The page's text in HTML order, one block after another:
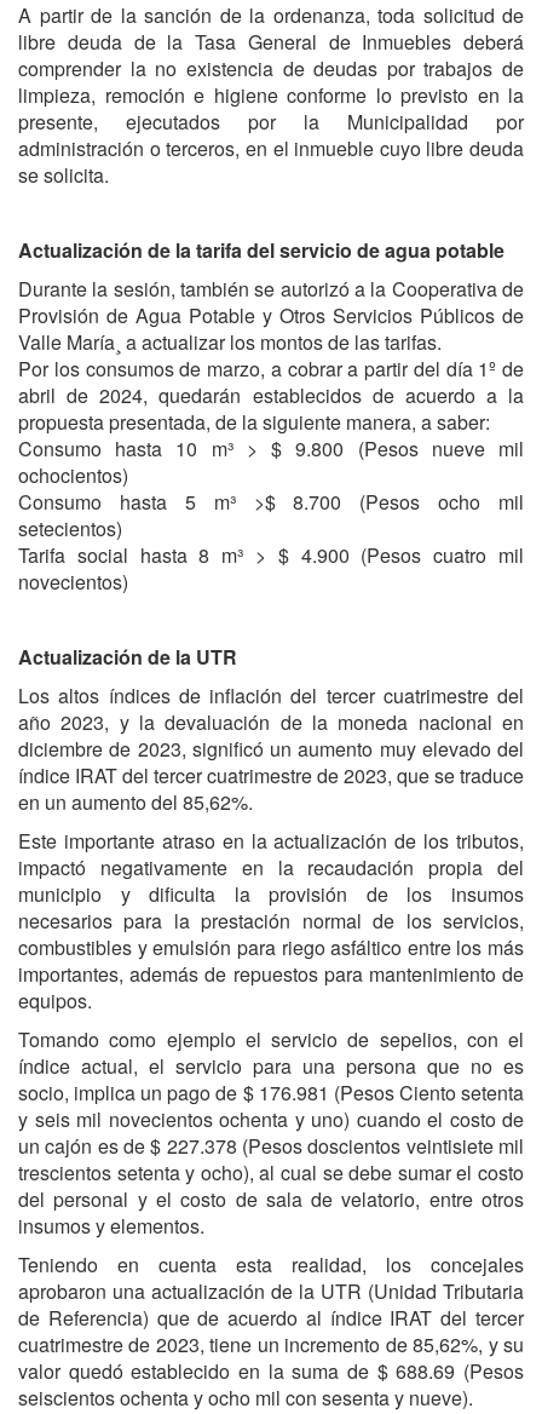
A partir de la sanción de la ordenanza, toda solicitud de
libre deuda de la Tasa General de Inmuebles deberá
comprender la no existencia de deudas por trabajos de
limpieza, remoción e higiene conforme lo previsto en la
presente, ejecutados por la Municipalidad por
administración o terceros, en el inmueble cuyo libre deuda
se solicita.
Actualización de la tarifa del servicio de agua potable
Durante la sesión, también se autorizó a la Cooperativa de
Provisión de Agua Potable y Otros Servicios Públicos de
Valle María¸ a actualizar los montos de las tarifas.
Por los consumos de marzo, a cobrar a partir del día 1º de
abril de 2024, quedarán establecidos de acuerdo a la
propuesta presentada, de la siguiente manera, a saber:
Consumo hasta 10 m³ > $ 9.800 (Pesos nueve mil
ochocientos)
Consumo hasta 5 m³ >$ 8.700 (Pesos ocho mil
setecientos)
Tarifa social hasta 8 m³ > $ 4.900 (Pesos cuatro mil
novecientos)
Actualización de la UTR
Los altos índices de inflación del tercer cuatrimestre del
año 2023, y la devaluación de la moneda nacional en
diciembre de 2023, significó un aumento muy elevado del
índice IRAT del tercer cuatrimestre de 2023, que se traduce
en un aumento del 85,62%.
Este importante atraso en la actualización de los tributos,
impactó negativamente en la recaudación propia del
municipio y dificulta la provisión de los insumos
necesarios para la prestación normal de los servicios,
combustibles y emulsión para riego asfáltico entre los más
importantes, además de repuestos para mantenimiento de
equipos.
Tomando como ejemplo el servicio de sepelios, con el
índice actual, el servicio para una persona que no es
socio, implica un pago de $ 176.981 (Pesos Ciento setenta
y seis mil novecientos ochenta y uno) cuando el costo de
un cajón es de $ 227.378 (Pesos doscientos veintisiete mil
trescientos setenta y ocho), al cual se debe sumar el costo
del personal y el costo de sala de velatorio, entre otros
insumos y elementos.
Teniendo en cuenta esta realidad, los concejales
aprobaron una actualización de la UTR (Unidad Tributaria
de Referencia) que de acuerdo al índice IRAT del tercer
cuatrimestre de 2023, tiene un incremento de 85,62%, y su
valor quedó establecido en la suma de $ 688.69 (Pesos
seiscientos ochenta y ocho mil con sesenta y nueve).